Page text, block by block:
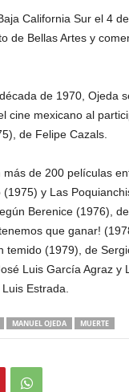
California Sur el 4
de Bellas Artes y
de 1970, Ojeda
cine mexicano al
de Felipe Cazals.
más de 200 películas
y Las
Berenice (1976),
que ganar!
temido (1979), de
Luis García Agraz y
Estrada.
MANUEL OJEDA MUERTE